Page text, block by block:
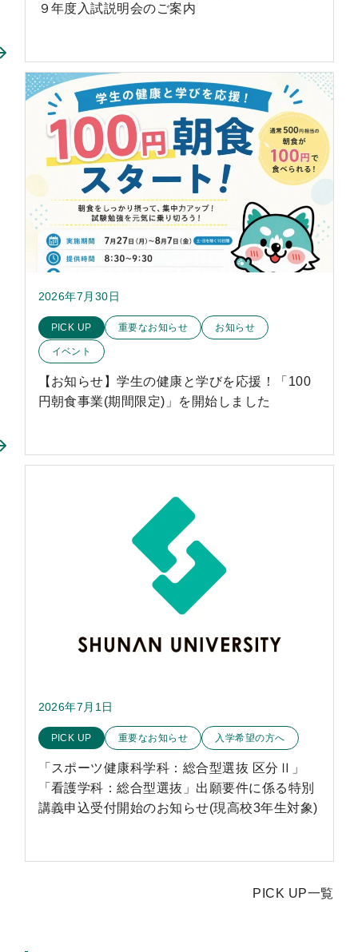
９年度入試説明会のご案内
2026年7月30日
このお知らせのカテゴリー
PICK UP 重要なお知らせ お知らせ
イベント
【お知らせ】学生の健康と学びを応援！「100
円朝食事業(期間限定)」を開始しました
2026年7月1日
このお知らせのカテゴリー
PICK UP 重要なお知らせ 入学希望の方へ
「スポーツ健康科学科：総合型選抜 区分Ⅱ」
「看護学科：総合型選抜」出願要件に係る特別
講義申込受付開始のお知らせ(現高校3年生対象)
PICK UP一覧